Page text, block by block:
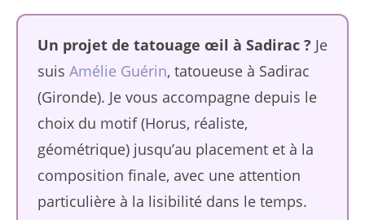
Un projet de tatouage œil à Sadirac ? Je
suis Amélie Guérin, tatoueuse à Sadirac
(Gironde). Je vous accompagne depuis le
choix du motif (Horus, réaliste,
géométrique) jusqu’au placement et à la
composition finale, avec une attention
particulière à la lisibilité dans le temps.